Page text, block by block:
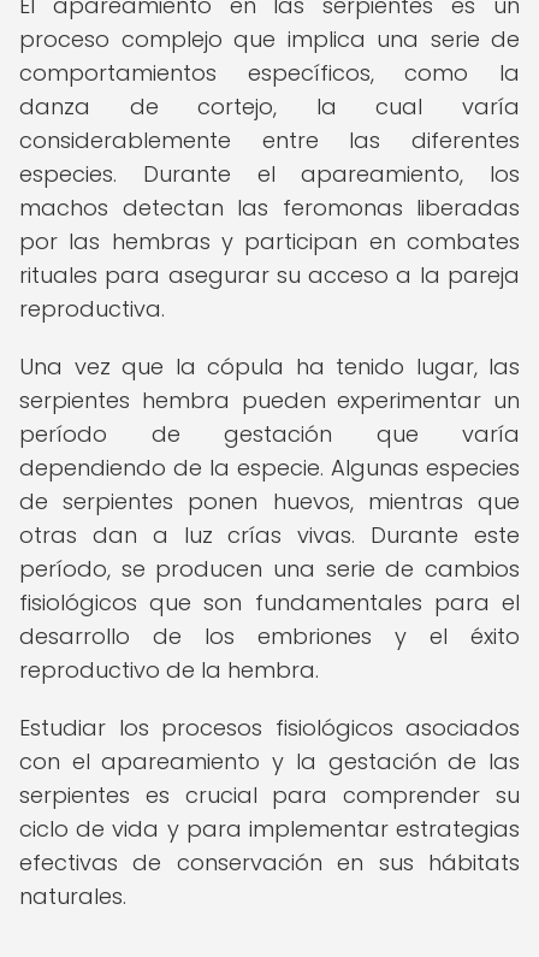
proceso complejo que implica una serie de
comportamientos específicos, como la
danza de cortejo, la cual varía
considerablemente entre las diferentes
especies. Durante el apareamiento, los
machos detectan las feromonas liberadas
por las hembras y participan en combates
rituales para asegurar su acceso a la pareja
reproductiva.
Una vez que la cópula ha tenido lugar, las
serpientes hembra pueden experimentar un
período de gestación que varía
dependiendo de la especie. Algunas especies
de serpientes ponen huevos, mientras que
otras dan a luz crías vivas. Durante este
período, se producen una serie de cambios
fisiológicos que son fundamentales para el
desarrollo de los embriones y el éxito
reproductivo de la hembra.
Estudiar los procesos fisiológicos asociados
con el apareamiento y la gestación de las
serpientes es crucial para comprender su
ciclo de vida y para implementar estrategias
efectivas de conservación en sus hábitats
naturales.